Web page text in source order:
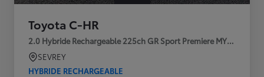
Toyota C-HR
2.0 Hybride Rechargeable 225ch GR Sport Premiere MY25
SEVREY
HYBRIDE RECHARGEABLE